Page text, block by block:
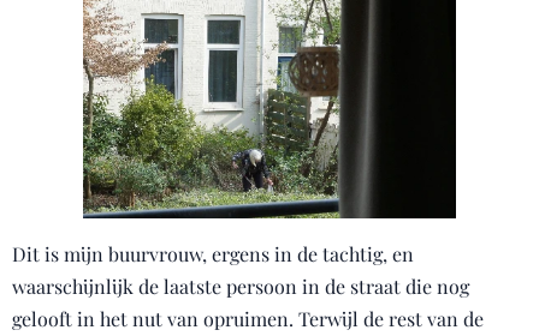
Dit is mijn buurvrouw, ergens in de tachtig, en
waarschijnlijk de laatste persoon in de straat die nog
gelooft in het nut van opruimen. Terwijl de rest van de